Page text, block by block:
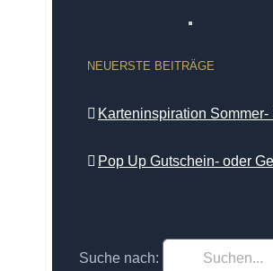
NEUERSTE BEITRÄGE
Karteninspiration
Pop Up Gutschein- oder
Suche nach: